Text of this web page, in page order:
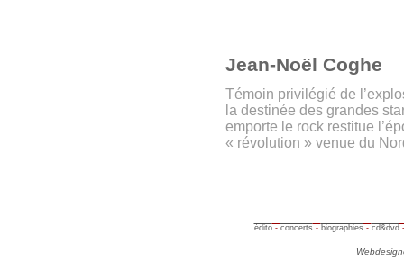
Jean-Noël Coghe
Témoin privilégié de
la destinée des grandes
emporte le rock restitue
« révolution » venue du
édito- concerts - biographies - cd&dvd